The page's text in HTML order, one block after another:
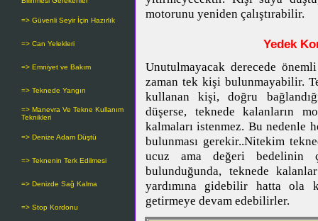
=> Güvenli Seyir İçin Hazırlık
=> Can Yelekleri
=> Emniyet ve Bakım
=> Teknede Yangın
=> Manevra Ve Tekne Kullanım
Teknikleri
=> Denize Adam Düştü
=> Teknenin Terk Edilmesi
=> Denizde Sağ Kalma
=> Stop Kordonu
motorunu yeniden çalıştırabilir.
Yedek
Unutulmayacak derecede
zaman tek kişi bulunmayabilir.
kullanan kişi, doğru
düşerse, teknede kalanların
kalmaları istenmez. Bu nedenle
bulunması gerekir..Nitekim
ucuz ama değeri bedelinin
bulunduğunda, teknede
yardımına gidebilir hatta
getirmeye devam edebilirler.